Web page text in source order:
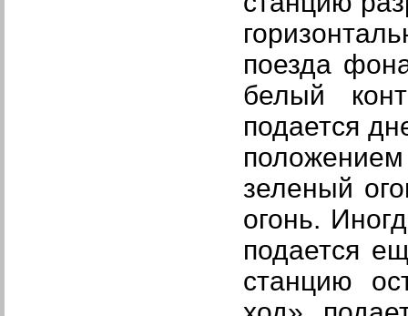
поезда
белый
подается
зеленый
огонь.
подается
станцию